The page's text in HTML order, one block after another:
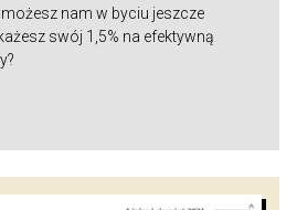
nam w byciu jeszcze
swój 1,5% na efektywną